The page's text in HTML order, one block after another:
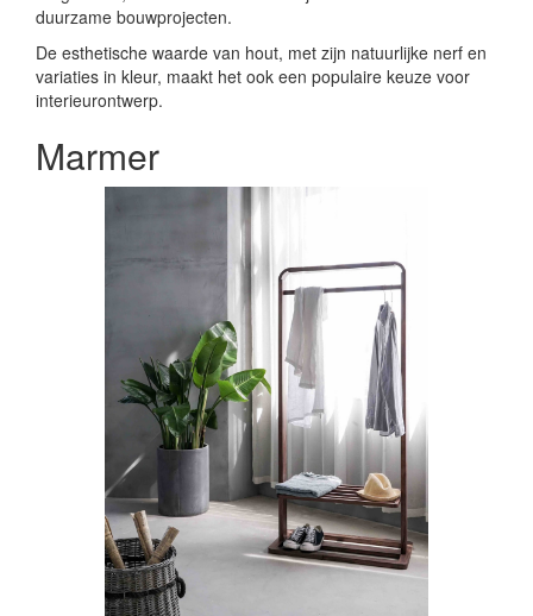
duurzame bouwprojecten.
De esthetische waarde van hout, met zijn natuurlijke nerf en
variaties in kleur, maakt het ook een populaire keuze voor
interieurontwerp.
Marmer